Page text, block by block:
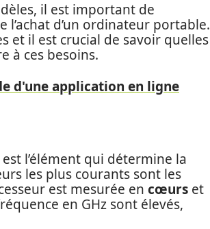
il est important de
d’un ordinateur portable.
et il est crucial de savoir quelles
à ces besoins.
d'une application en ligne
l’élément qui détermine la
les plus courants sont les
est mesurée en cœurs et
en GHz sont élevés,